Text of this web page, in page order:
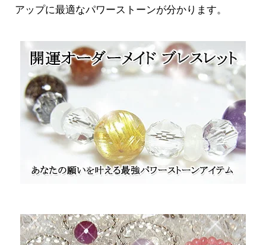
アップに最適なパワーストーンが分かります。